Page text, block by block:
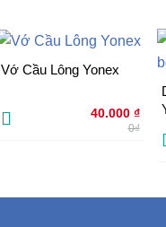
Vớ Cầu Lông Yonex
40.000 ₫
0₫